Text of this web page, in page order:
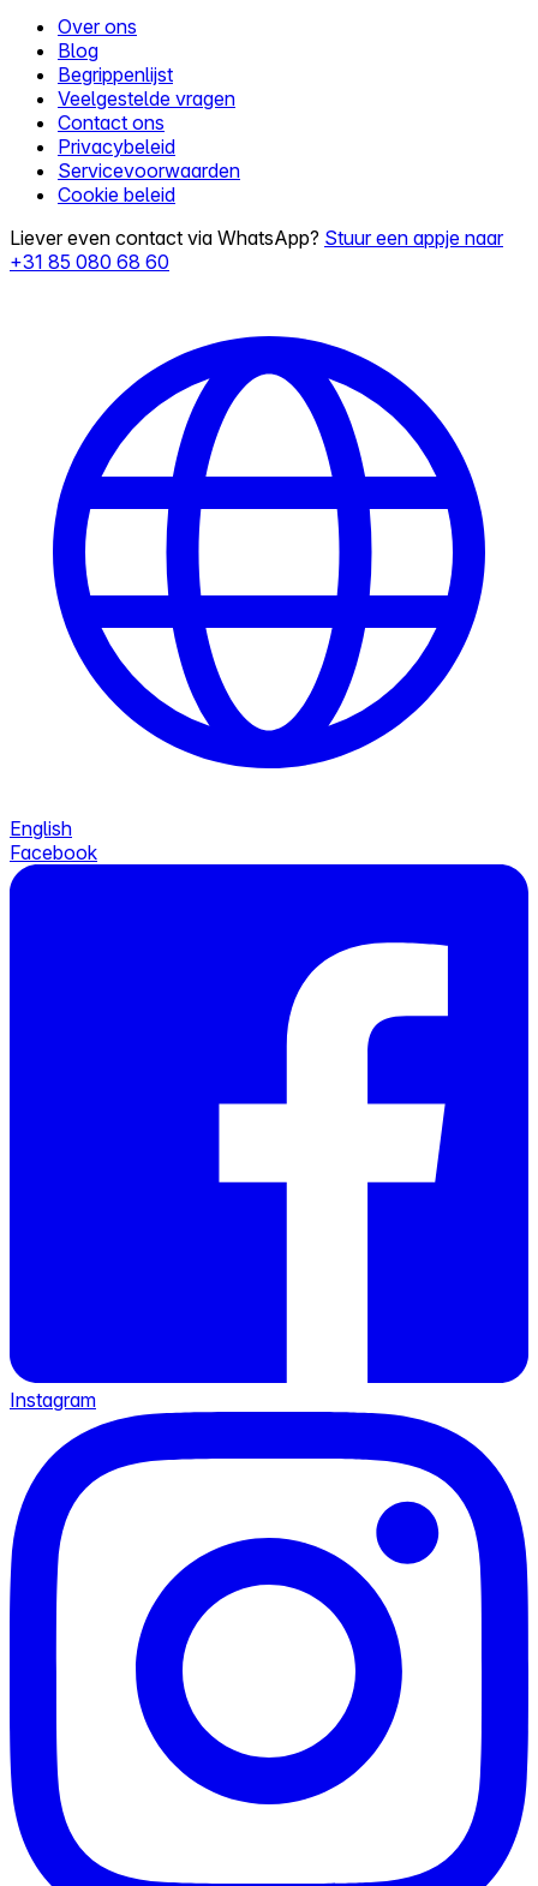
Over ons
Blog
Begrippenlijst
Veelgestelde vragen
Contact ons
Privacybeleid
Servicevoorwaarden
Cookie beleid
Liever even contact via WhatsApp? Stuur een appje naar
+31 85 080 68 60
English
Facebook
Instagram